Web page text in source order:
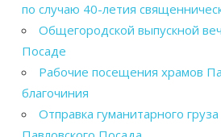
по случаю 40-летия
Общегородской выпускной
Посаде
Рабочие посещения храмов
благочиния
Отправка гуманитарного